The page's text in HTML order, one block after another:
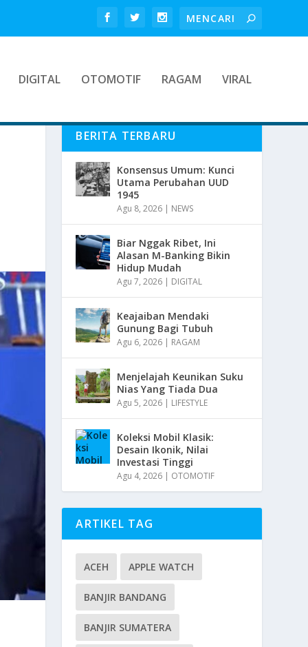
DIGITAL OTOMOTIF RAGAM VIRAL
BERITA TERBARU
Konsensus Umum: Kunci
Utama Perubahan UUD
1945
Agu 8, 2026 | NEWS
Biar Nggak Ribet, Ini
Alasan M-Banking Bikin
Hidup Mudah
Agu 7, 2026 | DIGITAL
Keajaiban Mendaki
Gunung Bagi Tubuh
Agu 6, 2026 | RAGAM
Menjelajah Keunikan Suku
Nias Yang Tiada Dua
Agu 5, 2026 | LIFESTYLE
Koleksi Mobil Klasik:
Desain Ikonik, Nilai
Investasi Tinggi
Agu 4, 2026 | OTOMOTIF
ARTIKEL TAG
ACEH APPLE WATCH
BANJIR BANDANG
BANJIR SUMATERA